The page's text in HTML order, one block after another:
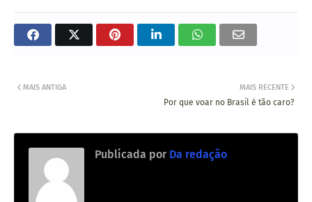
MAIS RECENTE
Por que voar no Brasil é tão caro?
MAIS ANTIGA
Publicada por Da redação